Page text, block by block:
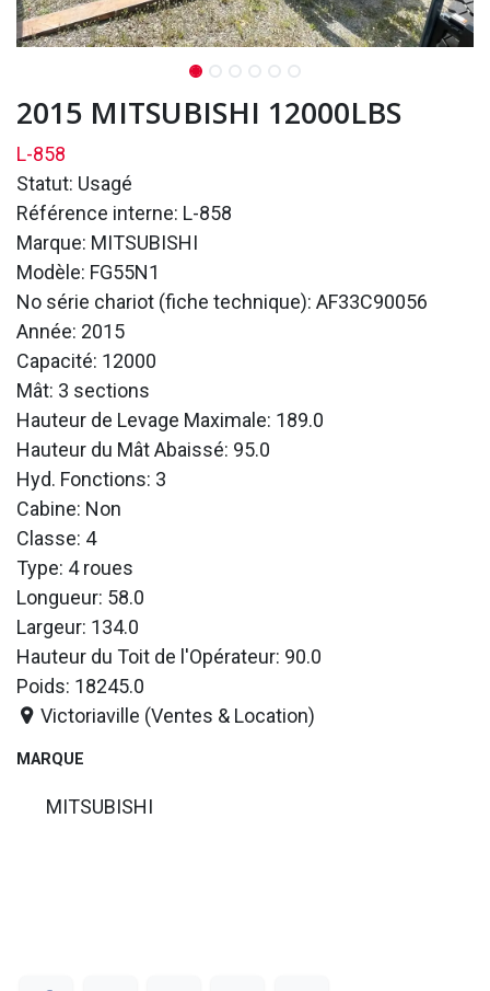
2015 MITSUBISHI 12000LBS
L-858
Statut: Usagé
Référence interne: L-858
Marque: MITSUBISHI
Modèle: FG55N1
No série chariot (fiche technique): AF33C90056
Année: 2015
Capacité: 12000
Mât: 3 sections
Hauteur de Levage Maximale: 189.0
Hauteur du Mât Abaissé: 95.0
Hyd. Fonctions: 3
Cabine: Non
Classe: 4
Type: 4 roues
Longueur: 58.0
Largeur: 134.0
Hauteur du Toit de l'Opérateur: 90.0
Poids: 18245.0
Victoriaville (Ventes & Location)
MARQUE
MITSUBISHI